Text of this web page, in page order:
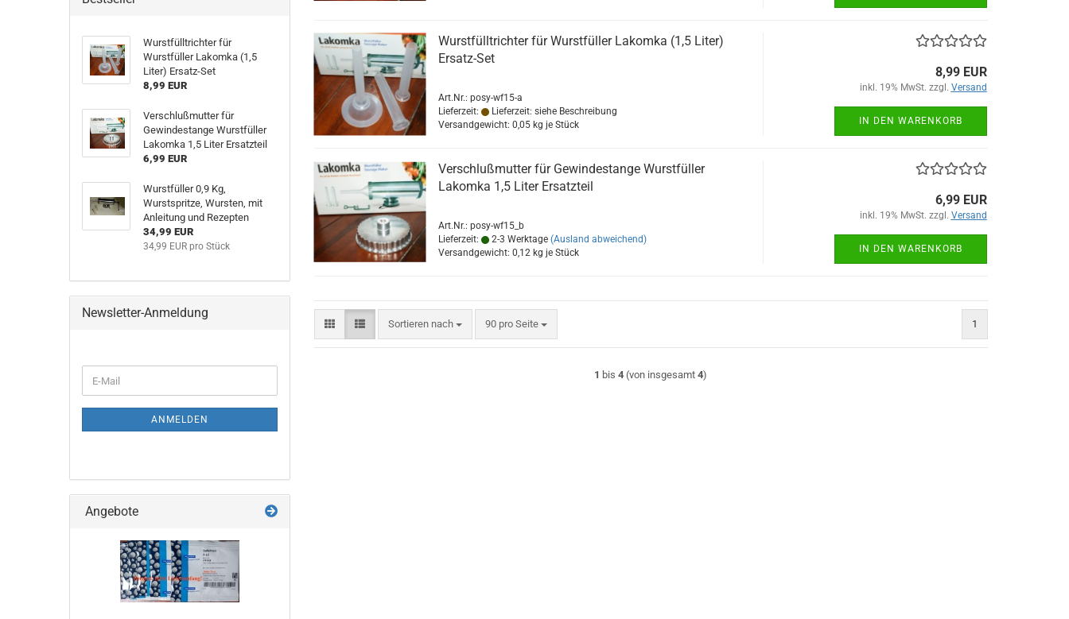
Wurstfülltrichter für Wurstfüller Lakomka (1,5 Liter)
Ersatz-Set
Art.Nr.: posy-wf15-a
Lieferzeit:
Lieferzeit: siehe Beschreibung
Versandgewicht: 0,05kg je Stück
8,99 EUR
inkl. 19% MwSt. zzgl. Versand
IN DEN WARENKORB
Verschlußmutter für Gewindestange Wurstfüller
Lakomka 1,5 Liter Ersatzteil
Art.Nr.: posy-wf15_b
Lieferzeit:
2-3 Werktage (Ausland abweichend)
Versandgewicht: 0,12kg je Stück
6,99 EUR
inkl. 19% MwSt. zzgl. Versand
IN DEN WARENKORB
Sortieren nach
Sortieren nach 90 pro Seite
pro Seite 1
1 bis4 (von insgesamt4)
Wurstfülltrichter für
Wurstfüller Lakomka (1,5
Liter) Ersatz-Set
8,99 EUR
Verschlußmutter für
Gewindestange Wurstfüller
Lakomka 1,5 Liter Ersatzteil
6,99 EUR
Wurstfüller 0,9 Kg,
Wurstspritze, Wursten, mit
Anleitung und Rezepten
34,99 EUR
34,99 EUR pro Stück
Newsletter-Anmeldung
ZUR
E-
Mail
ANMELDEN
Angebote